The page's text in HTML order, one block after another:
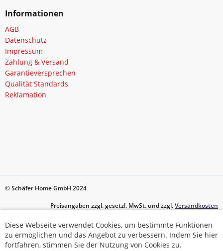
Informationen
AGB
Datenschutz
Impressum
Zahlung & Versand
Garantieversprechen
Qualität Standards
Reklamation
© Schäfer Home GmbH 2024
Preisangaben zzgl. gesetzl. MwSt. und zzgl.Versandkosten
Diese Webseite verwendet Cookies, um bestimmte Funktionen
zu ermöglichen und das Angebot zu verbessern. Indem Sie hier
fortfahren, stimmen Sie der Nutzung von Cookies zu.
Diese Webseite verwendet Cookies, um bestimmte Funktionen
zu ermöglichen und das Angebot zu verbessern. Indem Sie hier
fortfahren, stimmen Sie der Nutzung von Cookies zu.